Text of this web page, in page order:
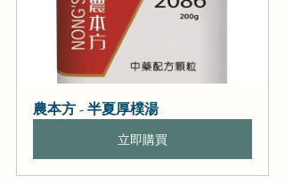
農本方 - 半夏厚樸湯
立即購買